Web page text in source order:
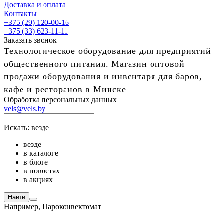
Доставка и оплата
Контакты
+375 (29) 120-00-16
+375 (33) 623-11-11
Заказать звонок
Технологическое оборудование для предприятий
общественного питания. Магазин оптовой
продажи оборудования и инвентаря для баров,
кафе и ресторанов в Минске
Обработка персональных данных
vels@vels.by
Искать: везде
везде
в каталоге
в блоге
в новостях
в акциях
Найти
Например, Пароконвектомат